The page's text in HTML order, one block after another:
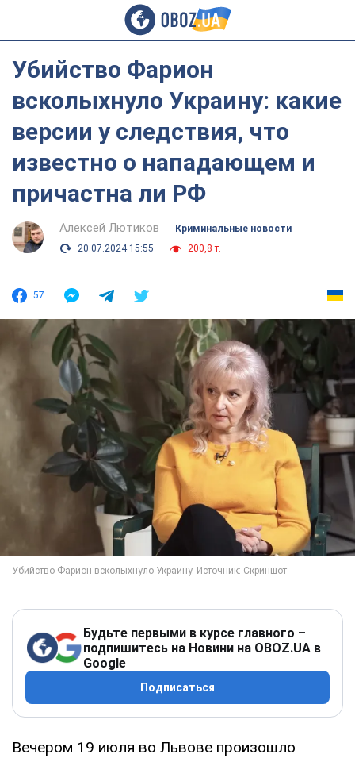
Убийство Фарион
всколыхнуло Украину: какие
версии у следствия, что
известно о нападающем и
причастна ли РФ
Алексей Лютиков
Криминальные новости
20.07.2024 15:55
200,8 т.
57
Будьте первыми в курсе главного –
подпишитесь на Новини на OBOZ.UA в
Google
Подписаться
Вечером 19 июля во Львове произошло